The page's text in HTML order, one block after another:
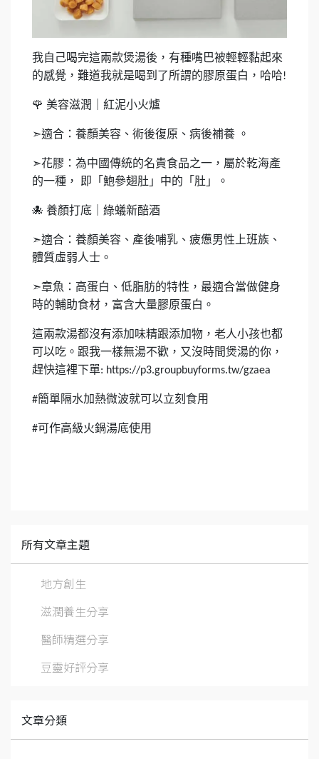
我自己喝完這兩款煲湯後，有種嘴巴被輕輕黏起來
的感覺，難道我就是喝到了所謂的膠原蛋白，哈哈!
🌹 美容滋潤｜紅泥小火爐
➣適合：養顏美容、術後復原、病後補養 。
➣花膠：為中國傳統的名貴食品之一，屬於乾海產
的一種，
即「鮑參翅肚」中的「肚」。
🐙 養顏打底｜綠蟻新醅酒
➣適合：養顏美容、產後哺乳、疲憊男性上班族、
體質虛弱人士。
➣章魚：高蛋白、低脂肪的特性，最適合當做健身
時的輔助食材，富含大量膠原蛋白。
這兩款湯都沒有添加味精跟添加物，老人小孩也都
可以吃。跟我一樣無湯不歡，又沒時間煲湯的你，
趕快這裡下單: https://p3.groupbuyforms.tw/gzaea
#簡單隔水加熱微波就可以立刻食用
#可作高級火鍋湯底使用
所有文章主題
地方創生
滋潤養生分享
醫師精選分享
豆靈好評分享
文章分類